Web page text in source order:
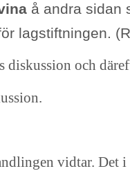
å andra sidan
lagstiftningen.
diskussion och
vidtar. Det